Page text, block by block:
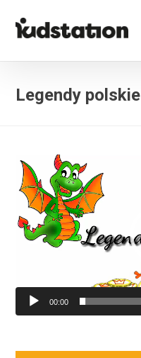
Legendy polskie
Odtwarzacz
video
00:00